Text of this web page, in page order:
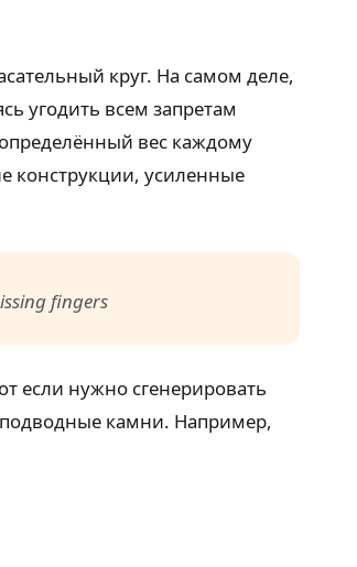
круг. На самом деле,
угодить всем запретам
вес каждому
конструкции, усиленные
fingers
если нужно сгенерировать
подводные камни. Например,